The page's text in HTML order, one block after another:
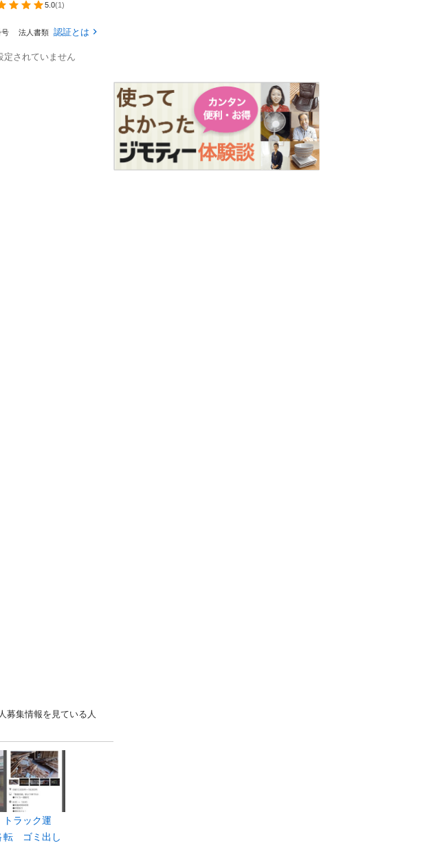
5.0(1)
号 法人書類 認証とは
定されていません
募集情報を見ている人
トラック運
転 ゴミ出し